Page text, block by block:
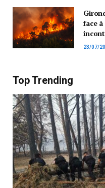
face
23/07/
Top Trending